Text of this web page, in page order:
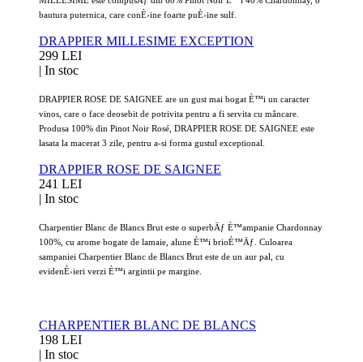
bautura puternica, care conÈ›ine foarte puÈ›ine sulf.
DRAPPIER MILLESIME EXCEPTION
299 LEI
| In stoc
DRAPPIER ROSE DE SAIGNEE are un gust mai bogat È™i un caracter
vinos, care o face deosebit de potrivita pentru a fi servita cu mâncare.
Produsa 100% din Pinot Noir Rosé, DRAPPIER ROSE DE SAIGNEE este
lasata la macerat 3 zile, pentru a-si forma gustul exceptional.
DRAPPIER ROSE DE SAIGNEE
241 LEI
| In stoc
Charpentier Blanc de Blancs Brut este o superbÄƒ È™ampanie Chardonnay
100%, cu arome bogate de lamaie, alune È™i brioÈ™Äƒ. Culoarea
sampaniei Charpentier Blanc de Blancs Brut este de un aur pal, cu
evidenÈ›ieri verzi È™i argintii pe margine.
CHARPENTIER BLANC DE BLANCS
198 LEI
| In stoc